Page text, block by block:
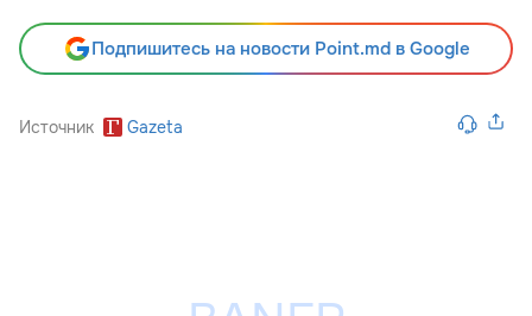
Подпишитесь на новости Point.md в Google
Источник Gazeta